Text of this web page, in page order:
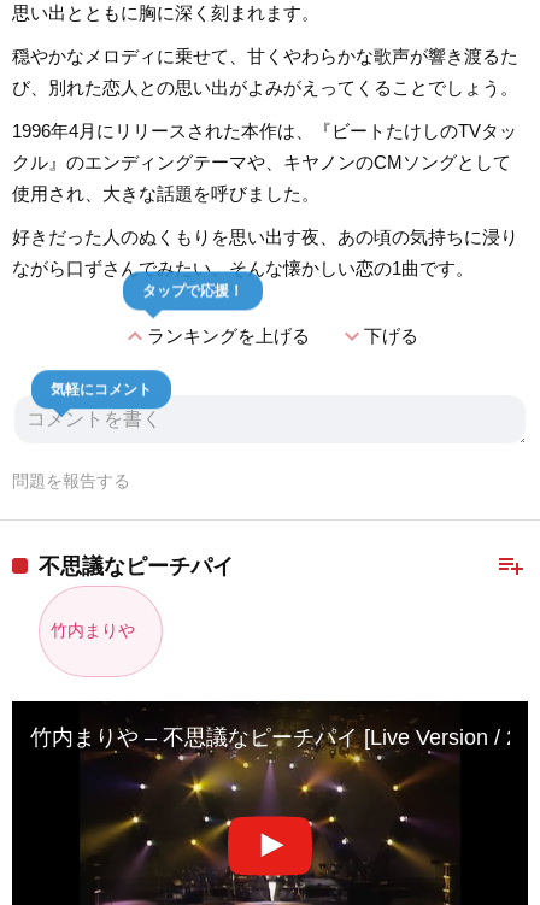
思い出とともに胸に深く刻まれます。
穏やかなメロディに乗せて、甘くやわらかな歌声が響き渡るた
び、別れた恋人との思い出がよみがえってくることでしょう。
1996年4月にリリースされた本作は、『ビートたけしのTVタッ
クル』のエンディングテーマや、キヤノンのCMソングとして
使用され、大きな話題を呼びました。
好きだった人のぬくもりを思い出す夜、あの頃の気持ちに浸り
ながら口ずさんでみたい、そんな懐かしい恋の1曲です。
expand_lessランキングを上げる
タップで応援！
expand_more下げる
気軽にコメント
問題を報告する
playlist_add
不思議なピーチパイ
竹内まりや
竹内まりや – 不思議なピーチパイ [Live Version /